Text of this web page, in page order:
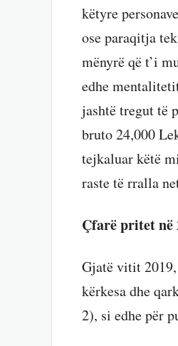
këtyre
ose paraqitja
mënyrë që t’i
edhe
jashtë tregut të
bruto 24,000
tejkaluar këtë
raste të rralla
Çfarë pritet në
Gjatë vitit
kërkesa dhe
2), si edhe për